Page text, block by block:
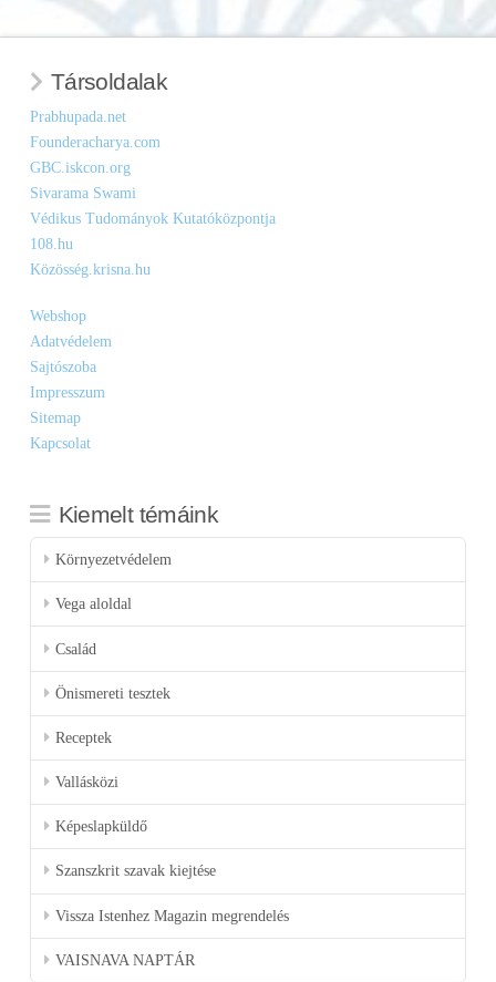
Társoldalak
Prabhupada.net
Founderacharya.com
GBC.iskcon.org
Sivarama Swami
Védikus Tudományok Kutatóközpontja
108.hu
Közösség.krisna.hu
Webshop
Adatvédelem
Sajtószoba
Impresszum
Sitemap
Kapcsolat
Kiemelt témáink
Környezetvédelem
Vega aloldal
Család
Önismereti tesztek
Receptek
Vallásközi
Képeslapküldő
Szanszkrit szavak kiejtése
Vissza Istenhez Magazin megrendelés
VAISNAVA NAPTÁR